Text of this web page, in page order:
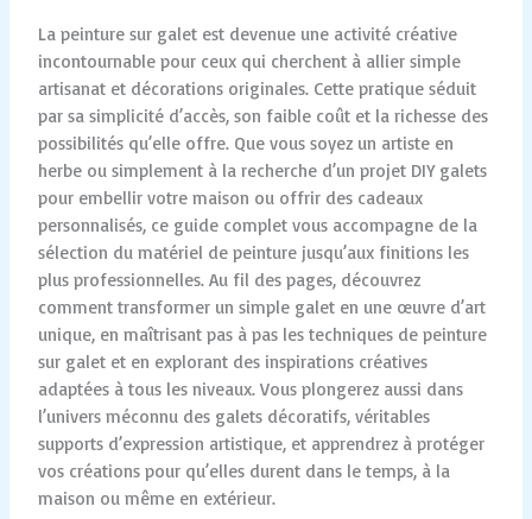
La peinture sur galet est devenue une activité créative
incontournable pour ceux qui cherchent à allier simple
artisanat et décorations originales. Cette pratique séduit
par sa simplicité d’accès, son faible coût et la richesse des
possibilités qu’elle offre. Que vous soyez un artiste en
herbe ou simplement à la recherche d’un projet DIY galets
pour embellir votre maison ou offrir des cadeaux
personnalisés, ce guide complet vous accompagne de la
sélection du matériel de peinture jusqu’aux finitions les
plus professionnelles. Au fil des pages, découvrez
comment transformer un simple galet en une œuvre d’art
unique, en maîtrisant pas à pas les techniques de peinture
sur galet et en explorant des inspirations créatives
adaptées à tous les niveaux. Vous plongerez aussi dans
l’univers méconnu des galets décoratifs, véritables
supports d’expression artistique, et apprendrez à protéger
vos créations pour qu’elles durent dans le temps, à la
maison ou même en extérieur.